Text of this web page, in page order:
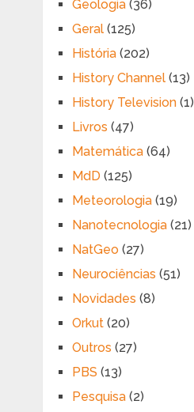
Geologia(36)
Geral(125)
História(202)
History Channel(13)
History Television(1)
Livros (47)
Matemática(64)
MdD (125)
Meteorologia(19)
Nanotecnologia(21)
NatGeo (27)
Neurociências (51)
Novidades (8)
Orkut(20)
Outros (27)
PBS (13)
Pesquisa(2)